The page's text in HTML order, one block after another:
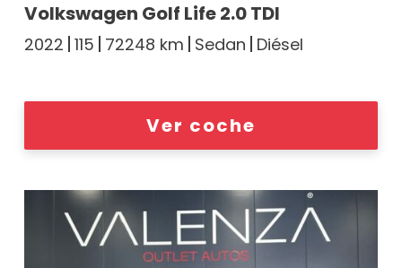
Volkswagen Golf Life 2.0 TDI
2022 115 72248 km Sedan Diésel
Ver coche